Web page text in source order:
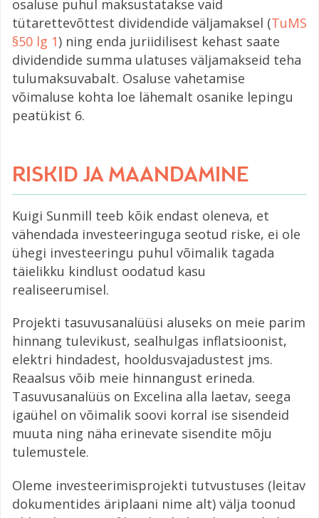
osaluse puhul maksustatakse vaid
tütarettevõttest dividendide väljamaksel (TuMS
§50 lg 1) ning enda juriidilisest kehast saate
dividendide summa ulatuses väljamakseid teha
tulumaksuvabalt. Osaluse vahetamise
võimaluse kohta loe lähemalt osanike lepingu
peatükist 6.
RISKID JA MAANDAMINE
Kuigi Sunmill teeb kõik endast oleneva, et
vähendada investeeringuga seotud riske, ei ole
ühegi investeeringu puhul võimalik tagada
täielikku kindlust oodatud kasu
realiseerumisel.
Projekti tasuvusanalüüsi aluseks on meie parim
hinnang tulevikust, sealhulgas inflatsioonist,
elektri hindadest, hooldusvajadustest jms.
Reaalsus võib meie hinnangust erineda.
Tasuvusanalüüs on Excelina alla laetav, seega
igaühel on võimalik soovi korral ise sisendeid
muuta ning näha erinevate sisendite mõju
tulemustele.
Oleme investeerimisprojekti tutvustuses (leitav
dokumentides äriplaani nime alt) välja toonud